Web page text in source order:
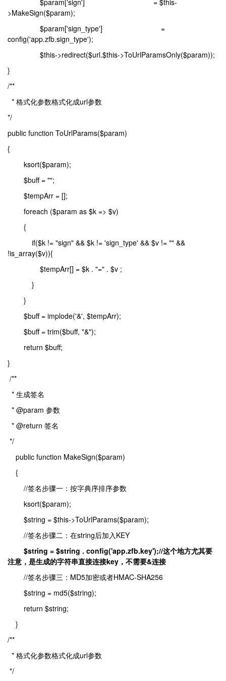
$param['sign'] = $this-
>MakeSign($param);
$param['sign_type'] =
config('app.zfb.sign_type');
$this->redirect($url.$this->ToUrlParamsOnly($param));
}
/**
* 格式化参数格式化成url参数
*/
public function ToUrlParams($param)
{
ksort($param);
$buff = "";
$tempArr = [];
foreach ($param as $k => $v)
{
if($k != "sign" && $k != 'sign_type' && $v != "" &&
!is_array($v)){
$tempArr[] = $k . "=" . $v ;
}
}
$buff = implode('&', $tempArr);
$buff = trim($buff, "&");
return $buff;
}
/**
* 生成签名
* @param 参数
* @return 签名
*/
public function MakeSign($param)
{
//签名步骤一：按字典序排序参数
ksort($param);
$string = $this->ToUrlParams($param);
//签名步骤二：在string后加入KEY
$string = $string . config('app.zfb.key');//这个地方尤其要
注意，是生成的字符串直接连接key，不需要&连接
//签名步骤三：MD5加密或者HMAC-SHA256
$string = md5($string);
return $string;
}
/**
* 格式化参数格式化成url参数
*/